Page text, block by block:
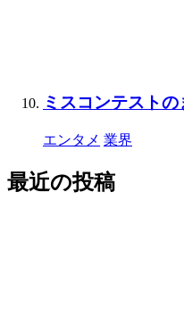
ミスコンテスト
エンタメ 業界
最近の投稿